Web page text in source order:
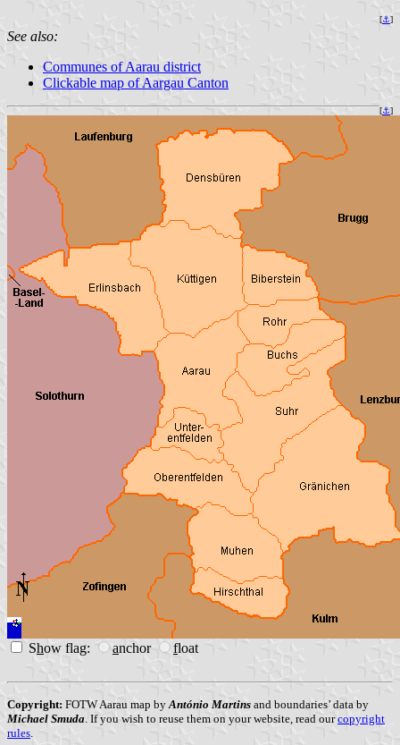
[⚓]
See also:
Communes of Aarau district
Clickable map of Aargau Canton
[⚓]
Show flag: anchor float
Copyright: FOTW Aarau map byAntónio Martins and boundaries’ data by
Michael Smuda. If you wish to reuse them on your website, read ourcopyright
rules.